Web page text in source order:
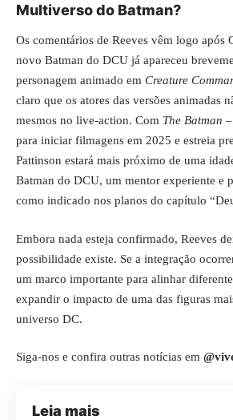
Multiverso do Batman?
Os comentários de Reeves vêm logo após
novo Batman do DCU já apareceu
personagem animado em Creature
claro que os atores das versões animadas
mesmos no live-action. Com The Batman
para iniciar filmagens em 2025 e estreia
Pattinson estará mais próximo de uma
Batman do DCU, um mentor experiente e
como indicado nos planos do capítulo
Embora nada esteja confirmado, Reeves
possibilidade existe. Se a integração
um marco importante para alinhar
expandir o impacto de uma das figuras
universo DC.
Siga-nos e confira outras notícias em
Leia mais